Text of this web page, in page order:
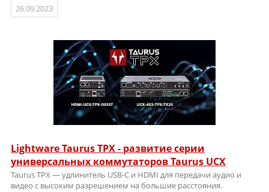
26.09.2023
Lightware Taurus TPX - развитие серии
универсальных коммутаторов Taurus UCX
Taurus TPX — удлинитель USB-C и HDMI для передачи аудио и
видео с высоким разрешением на большие расстояния.